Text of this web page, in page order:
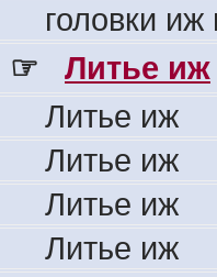
головки
☞
Литье иж
Литье иж
Литье иж
Литье иж
Литье иж